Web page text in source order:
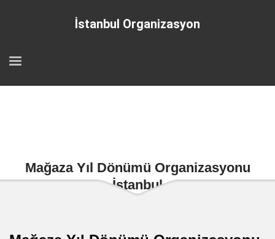
İstanbul Organizasyon
Mağaza Yıl Dönümü Organizasyonu
İstanbul